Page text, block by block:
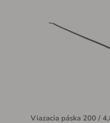
Viazacia páska 200 /